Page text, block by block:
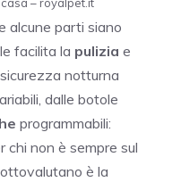
– royalpet.it
alcune parti siano
facilita la pulizia e
notturna
dalle botole
programmabili:
chi non è sempre sul
è la